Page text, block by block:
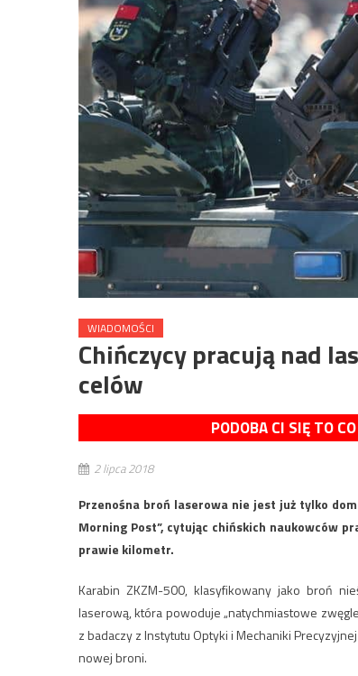
WIADOMOŚCI
Chińczycy pracują nad
celów
PODOBA CI SIĘ TO
2 lipca 2018
Przenośna broń laserowa nie jest już tylko
Morning Post”, cytując chińskich naukowców
prawie kilometr.
Karabin ZKZM-500, klasyfikowany jako broń
laserową, która powoduje „natychmiastowe
z badaczy z Instytutu Optyki i Mechaniki
nowej broni.